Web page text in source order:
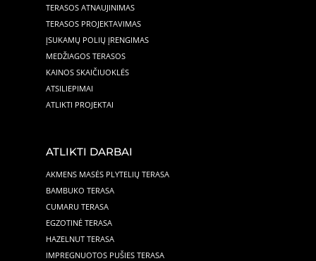
TERASOS ATNAUJINIMAS
TERASOS PROJEKTAVIMAS
ĮSUKAMŲ POLIŲ ĮRENGIMAS
MEDŽIAGOS TERASOS
KAINOS SKAIČIUOKLĖS
ATSILIEPIMAI
ATLIKTI PROJEKTAI
ATLIKTI DARBAI
AKMENS MASĖS PLYTELIŲ TERASA
BAMBUKO TERASA
CUMARU TERASA
EGZOTINĖ TERASA
HAZELNUT TERASA
IMPREGNUOTOS PUŠIES TERASA